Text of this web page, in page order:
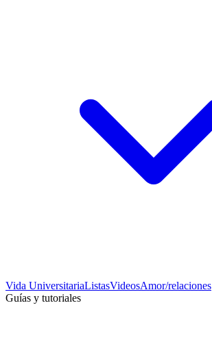
Vida UniversitariaListasVideosAmor/relaciones
Guías y tutoriales